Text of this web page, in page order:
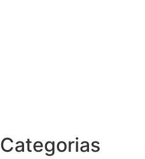
Categorias